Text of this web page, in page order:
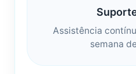
Assistência
semana